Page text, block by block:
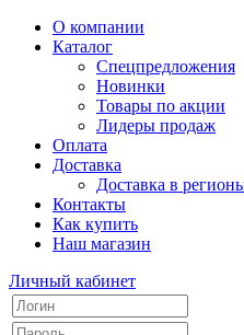
О компании
Каталог
Спецпредложения
Новинки
Товары по акции
Лидеры продаж
Оплата
Доставка
Доставка в
Контакты
Как купить
Наш магазин
Личный кабинет